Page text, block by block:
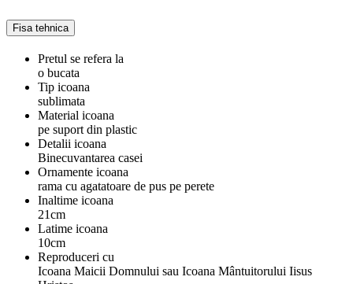
Fisa tehnica
Pretul se refera la
o bucata
Tip icoana
sublimata
Material icoana
pe suport din plastic
Detalii icoana
Binecuvantarea casei
Ornamente icoana
rama cu agatatoare de pus pe perete
Inaltime icoana
21cm
Latime icoana
10cm
Reproduceri cu
Icoana Maicii Domnului sau Icoana Mântuitorului Iisus